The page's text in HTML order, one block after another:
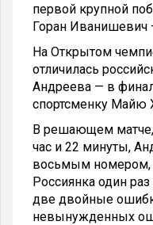
первой крупной
Горан Иванишевич
На Открытом
отличилась
Андреева — в
спортсменку Майю
В решающем
час и 22 минуты,
восьмым номером,
Россиянка один
две двойные
невынужденных